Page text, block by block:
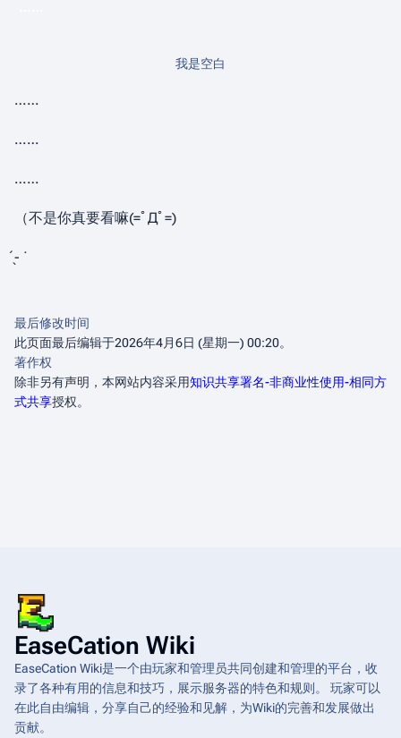
我是空白
……
……
……
（不是你真要看嘛(=ﾟДﾟ=)
̖́- ᐝ
最后修改时间
此页面最后编辑于2026年4月6日 (星期一) 00:20。
著作权
除非另有声明，本网站内容采用知识共享署名-非商业性使用-相同方
式共享授权。
EaseCation Wiki
EaseCation Wiki是一个由玩家和管理员共同创建和管理的平台，收
录了各种有用的信息和技巧，展示服务器的特色和规则。 玩家可以
在此自由编辑，分享自己的经验和见解，为Wiki的完善和发展做出
贡献。